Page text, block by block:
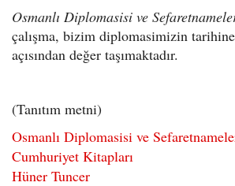
Osmanlı Diplomasisi ve
çalışma, bizim diplomasimizin tarihine
açısından değer taşımaktadır.
(Tanıtım metni)
Osmanlı Diplomasisi ve
Cumhuriyet Kitapları
Hüner Tuncer